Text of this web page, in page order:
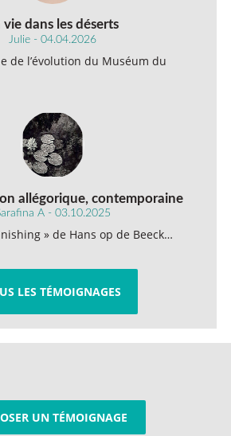
vie dans les déserts
Julie - 04.04.2026
de l’évolution du Muséum du
allégorique, contemporaine
A - 03.10.2025
» de Hans op de Beeck…
LES TÉMOIGNAGES
UN TÉMOIGNAGE